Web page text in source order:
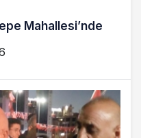
Mahallesi’nde